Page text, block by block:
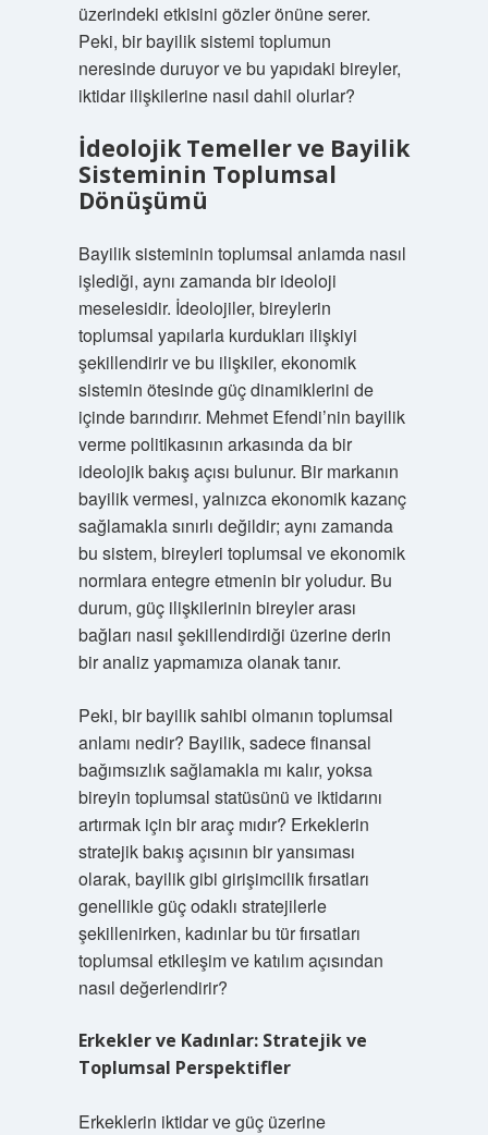
üzerindeki etkisini gözler önüne serer.
Peki, bir bayilik sistemi toplumun
neresinde duruyor ve bu yapıdaki bireyler,
iktidar ilişkilerine nasıl dahil olurlar?
İdeolojik Temeller ve Bayilik
Sisteminin Toplumsal
Dönüşümü
Bayilik sisteminin toplumsal anlamda nasıl
işlediği, aynı zamanda bir ideoloji
meselesidir. İdeolojiler, bireylerin
toplumsal yapılarla kurdukları ilişkiyi
şekillendirir ve bu ilişkiler, ekonomik
sistemin ötesinde güç dinamiklerini de
içinde barındırır. Mehmet Efendi’nin bayilik
verme politikasının arkasında da bir
ideolojik bakış açısı bulunur. Bir markanın
bayilik vermesi, yalnızca ekonomik kazanç
sağlamakla sınırlı değildir; aynı zamanda
bu sistem, bireyleri toplumsal ve ekonomik
normlara entegre etmenin bir yoludur. Bu
durum, güç ilişkilerinin bireyler arası
bağları nasıl şekillendirdiği üzerine derin
bir analiz yapmamıza olanak tanır.
Peki, bir bayilik sahibi olmanın toplumsal
anlamı nedir? Bayilik, sadece finansal
bağımsızlık sağlamakla mı kalır, yoksa
bireyin toplumsal statüsünü ve iktidarını
artırmak için bir araç mıdır? Erkeklerin
stratejik bakış açısının bir yansıması
olarak, bayilik gibi girişimcilik fırsatları
genellikle güç odaklı stratejilerle
şekillenirken, kadınlar bu tür fırsatları
toplumsal etkileşim ve katılım açısından
nasıl değerlendirir?
Erkekler ve Kadınlar: Stratejik ve
Toplumsal Perspektifler
Erkeklerin iktidar ve güç üzerine